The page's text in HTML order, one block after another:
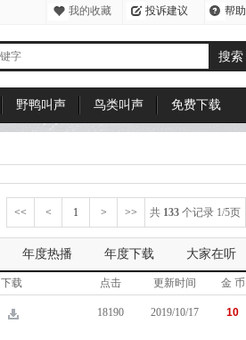
我的收藏 投诉建议
帮助
野鸭叫声 鸟类叫声 免费下载
<< < 1
2
3
4
> >> 共 133 个记录 1/5页
年度热播 年度下载 大家在听
下载 点击 更新时间 金 币
18190 2019/10/17 10